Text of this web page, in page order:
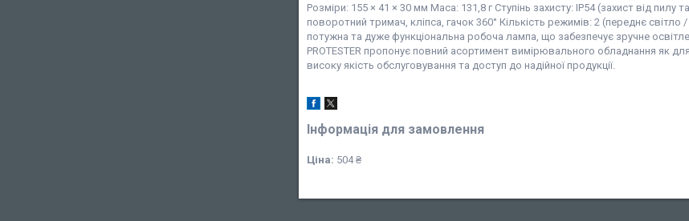
Розміри: 155 × 41 × 30 мм Маса: 131,8 г Ступінь захисту: IP54 (захист від пилу
поворотний тримач, кліпса, гачок 360° Кількість режимів: 2 (переднє світло
потужна та дуже функціональна робоча лампа, що забезпечує зручне
PROTESTER пропонує повний асортимент вимірювального обладнання як
високу якість обслуговування та доступ до надійної продукції.
Інформація для замовлення
Ціна: 504 ₴